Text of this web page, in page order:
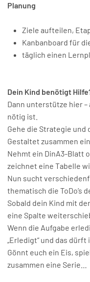
Planung
Ziele aufteilen,
Kanbanboard für
täglich einen
Dein Kind benötigt
Dann unterstütze hier
nötig ist.
Gehe die Strategie und
Gestaltet zusammen
Nehmt ein DinA3-Blatt
zeichnet eine Tabelle
Nun sucht
thematisch die ToDo’s
Sobald dein Kind mit
eine Spalte
Wenn die Aufgabe
„Erledigt“ und das dürft
Gönnt euch ein Eis,
zusammen eine Serie…